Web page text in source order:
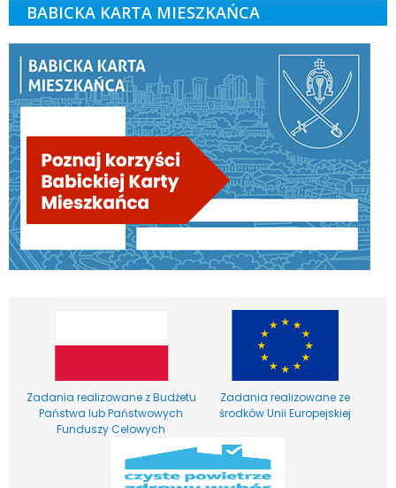
BABICKA KARTA MIESZKAŃCA
Zadania realizowane z Budżetu
Państwa lub Państwowych
Funduszy Celowych
Zadania realizowane ze
środków Unii Europejskiej